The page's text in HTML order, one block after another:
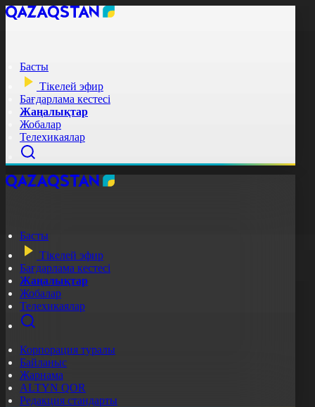
Басты
Тікелей эфир
Бағдарлама кестесі
Жаңалықтар
Жобалар
Телехикаялар
Басты
Тікелей эфир
Бағдарлама кестесі
Жаңалықтар
Жобалар
Телехикаялар
Корпорация туралы
Байланыс
Жарнама
ALTYN QOR
Редакция стандарты